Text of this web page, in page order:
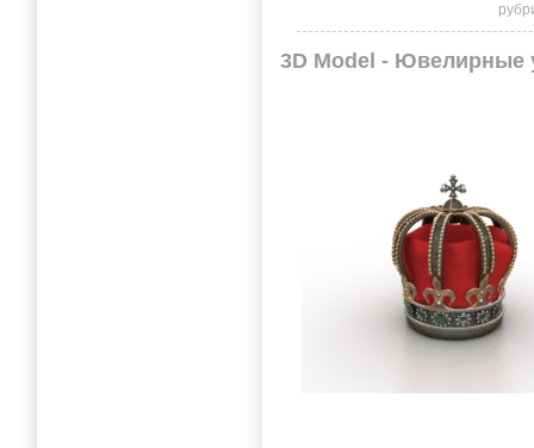
3D Model - Ювелирные